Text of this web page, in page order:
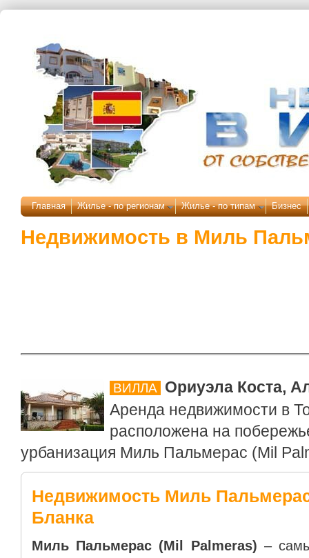
Перейти к основному содержанию
Главная Жилье - по регионам Жилье - по типам Бизнес
Недвижимость в Миль
ВИЛЛА
Ориуэла Коста,
Аренда недвижимости в
расположена на
урбанизация Миль Пальмерас (Mil
Недвижимость Миль
Бланка
Миль Пальмерас (Mil Palmeras) –